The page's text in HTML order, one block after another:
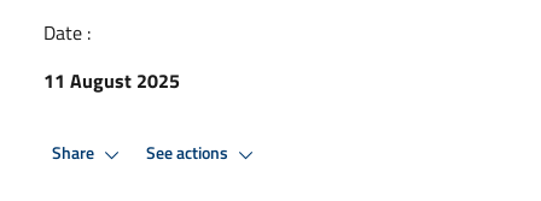
Date :
11 August 2025
Share See actions